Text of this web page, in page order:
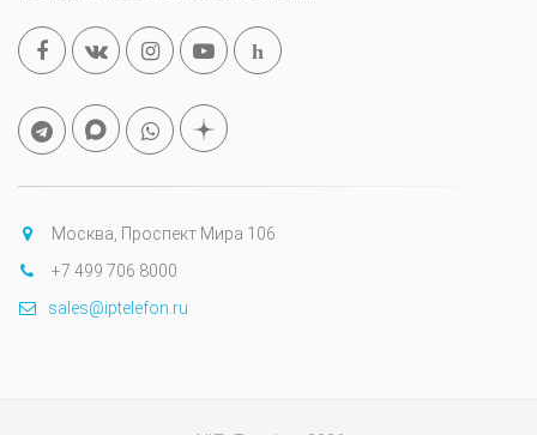
h
Москва, Проспект Мира 106
+7 499 706 8000
sales@iptelefon.ru